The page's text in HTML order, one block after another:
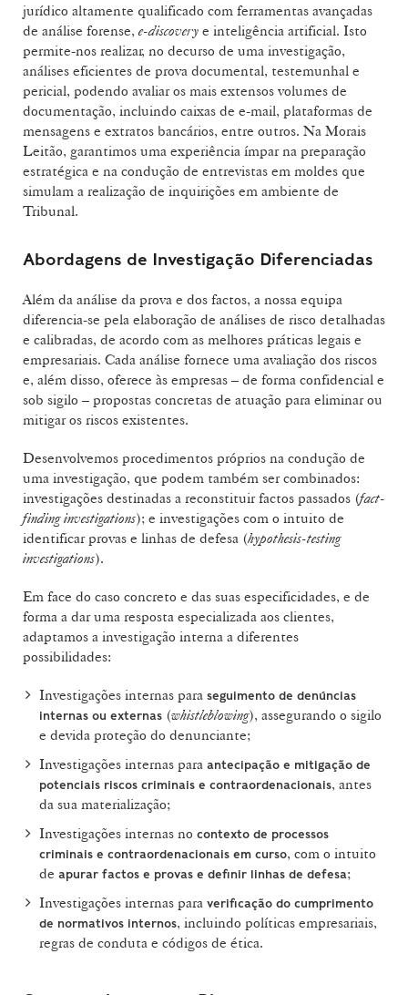
jurídico altamente qualificado com ferramentas avançadas
de análise forense,e-discovery e inteligência artificial. Isto
permite-nos realizar, no decurso de uma investigação,
análises eficientes de prova documental, testemunhal e
pericial, podendo avaliar os mais extensos volumes de
documentação, incluindo caixas de e-mail, plataformas de
mensagens e extratos bancários, entre outros. Na Morais
Leitão, garantimos uma experiência ímpar na preparação
estratégica e na condução de entrevistas em moldes que
simulam a realização de inquirições em ambiente de
Tribunal.
Abordagens de Investigação Diferenciadas
Além da análise da prova e dos factos, a nossa equipa
diferencia-se pela elaboração de análises de risco detalhadas
e calibradas, de acordo com as melhores práticas legais e
empresariais. Cada análise fornece uma avaliação dos riscos
e, além disso, oferece às empresas – de forma confidencial e
sob sigilo – propostas concretas de atuação para eliminar ou
mitigar os riscos existentes.
Desenvolvemos procedimentos próprios na condução de
uma investigação, que podem também ser combinados:
investigações destinadas a reconstituir factos passados (fact-
finding investigations); e investigações com o intuito de
identificar provas e linhas de defesa (hypothesis-testing
investigations).
Em face do caso concreto e das suas especificidades, e de
forma a dar uma resposta especializada aos clientes,
adaptamos a investigação interna a diferentes
possibilidades:
Investigações internas para seguimento de denúncias
internas ou externas (whistleblowing), assegurando o sigilo
e devida proteção do denunciante;
Investigações internas para antecipação e mitigação de
potenciais riscos criminais e contraordenacionais, antes
da sua materialização;
Investigações internas no contexto de processos
criminais e contraordenacionais em curso, com o intuito
de apurar factos e provas e definir linhas de defesa;
Investigações internas para verificação do cumprimento
de normativos internos, incluindo políticas empresariais,
regras de conduta e códigos de ética.